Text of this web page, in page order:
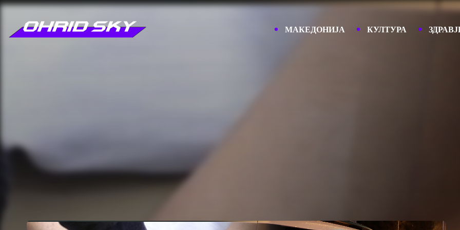
МАКЕДОНИЈА КУЛТУРА